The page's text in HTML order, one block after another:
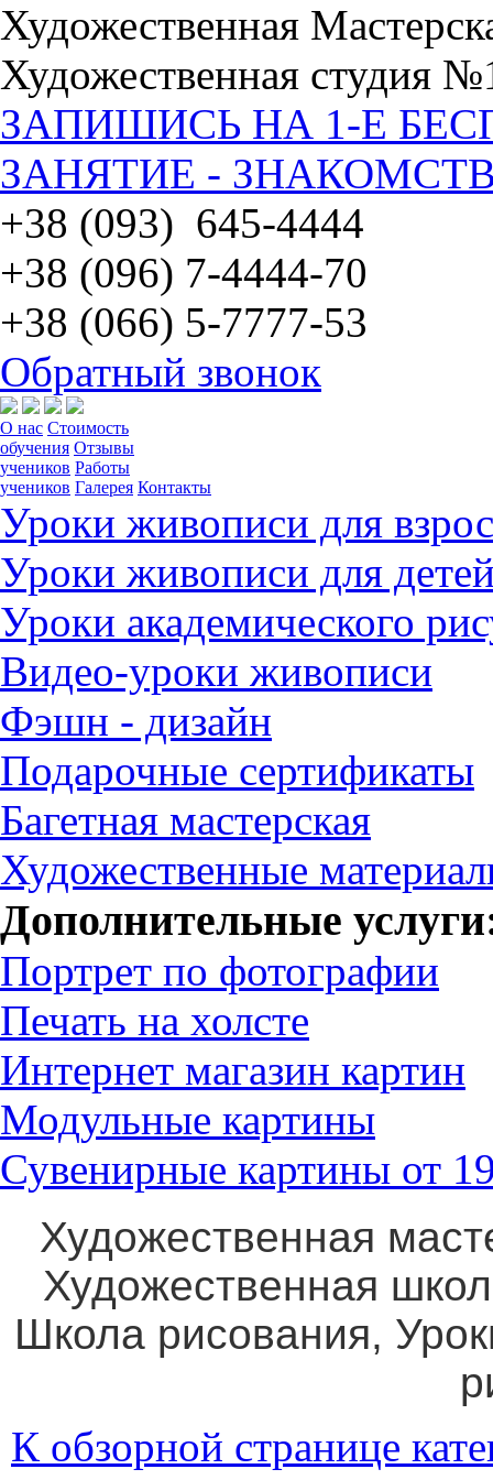
Художественная
Художественная студия
ЗАПИШИСЬ НА 1-Е
ЗАНЯТИЕ -
+38 (093) 645-4444
+38 (096) 7-4444-70
+38 (066) 5-7777-53
Обратный звонок
О нас Стоимость
обучения Отзывы
учеников Работы
учеников Галерея Контакты
Уроки живописи для
Уроки живописи для
Уроки академического
Видео-уроки живописи
Фэшн - дизайн
Подарочные сертификаты
Багетная мастерская
Художественные
Дополнительные
Портрет по фотографии
Печать на холсте
Интернет магазин картин
Модульные картины
Сувенирные картины от
Художественная
Художественная
Школа рисования,
К обзорной странице